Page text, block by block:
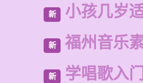
新 小孩几岁
新 福州音乐
新 学唱歌入